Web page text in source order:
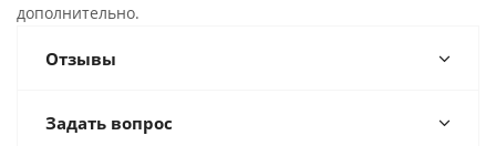
дополнительно.
Отзывы
Задать вопрос